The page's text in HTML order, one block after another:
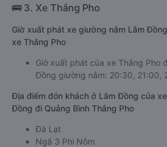
🚌 3. Xe Thắng Pho
Giờ xuất phát xe giường nằm Lâm
xe Thắng Pho
Giờ xuất phát của xe Thắng Pho
Đồng giường nằm: 20:30, 21:00,
Địa điểm đón khách ở Lâm Đồng của
Đồng đi Quảng Bình Thắng Pho
Đà Lạt
Ngã 3 Phi Nôm